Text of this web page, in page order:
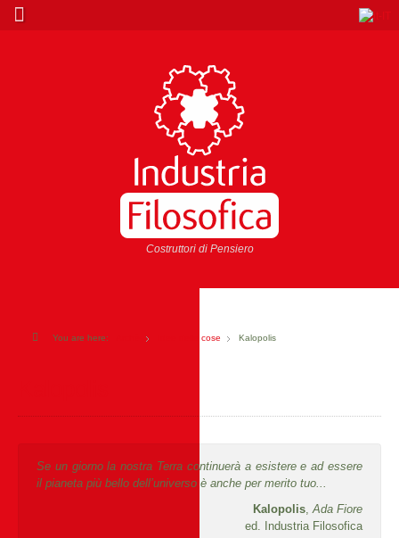
Costruttori di Pensiero
You are here: Idee delle cose Kalopolis
Se un giorno la nostra Terra continuerà a esistere e ad essere
il pianeta più bello dell’universo è anche per merito tuo...
Kalopolis,Ada Fiore
ed. Industria Filosofica